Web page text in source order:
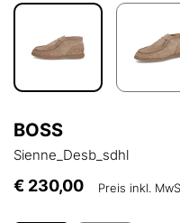
BOSS
Sienne_Desb_sdhl
€ 230,00 Preis inkl.